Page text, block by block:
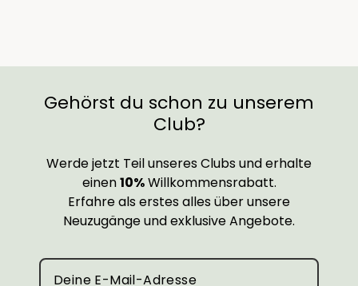
Gehörst du schon zu unserem
Club?
Werde jetzt Teil unseres Clubs und erhalte
einen10%Willkommensrabatt.
Erfahre als erstes alles über unsere
Neuzugänge und exklusive Angebote.